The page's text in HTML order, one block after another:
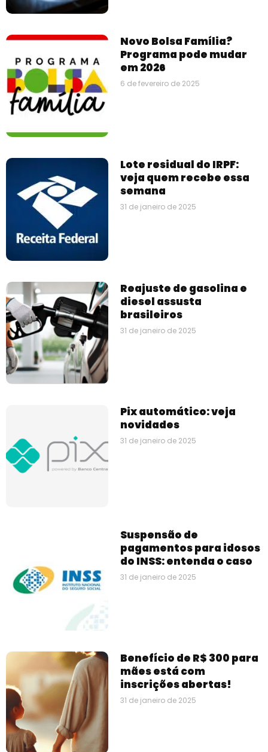
Novo Bolsa Família?
Programa pode mudar
em 2026
6 de fevereiro de 2025
Lote residual do IRPF:
veja quem recebe essa
semana
31 de janeiro de 2025
Reajuste de gasolina e
diesel assusta
brasileiros
31 de janeiro de 2025
Pix automático: veja
novidades
31 de janeiro de 2025
Suspensão de
pagamentos para idosos
do INSS: entenda o caso
31 de janeiro de 2025
Benefício de R$ 300 para
mães está com
inscrições abertas!
31 de janeiro de 2025